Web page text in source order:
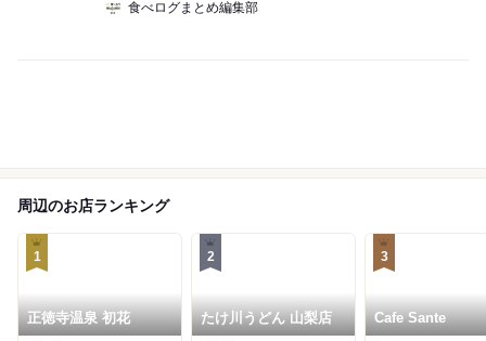
食べログまとめ編集部
周辺のお店ランキング
1
正徳寺温泉 初花
2
たけ川うどん 山梨店
3
Cafe Sante